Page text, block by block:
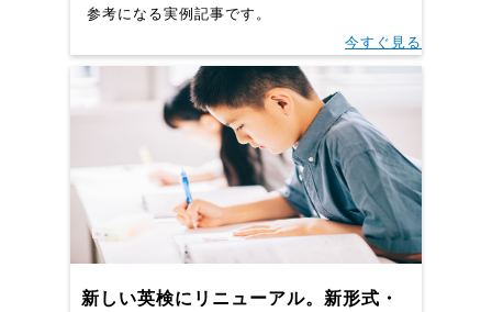
参考になる実例記事です。
今すぐ見る
新しい英検にリニューアル。新形式・